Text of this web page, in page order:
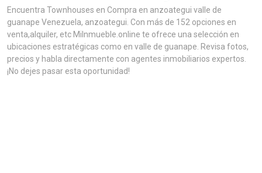
Encuentra Townhouses en Compra en anzoategui valle de
guanape Venezuela, anzoategui. Con más de 152 opciones en
venta,alquiler, etc MiInmueble.online te ofrece una selección en
ubicaciones estratégicas como en valle de guanape. Revisa fotos,
precios y habla directamente con agentes inmobiliarios expertos.
¡No dejes pasar esta oportunidad!